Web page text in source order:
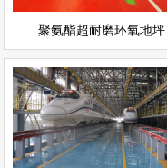
聚氨酯超耐磨环氧地坪
环氧自流平地坪
环氧地坪